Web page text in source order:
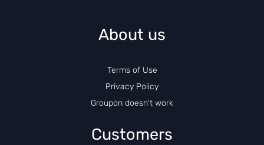
About us
Terms of Use
Privacy Policy
Groupon doesn't work
Customers